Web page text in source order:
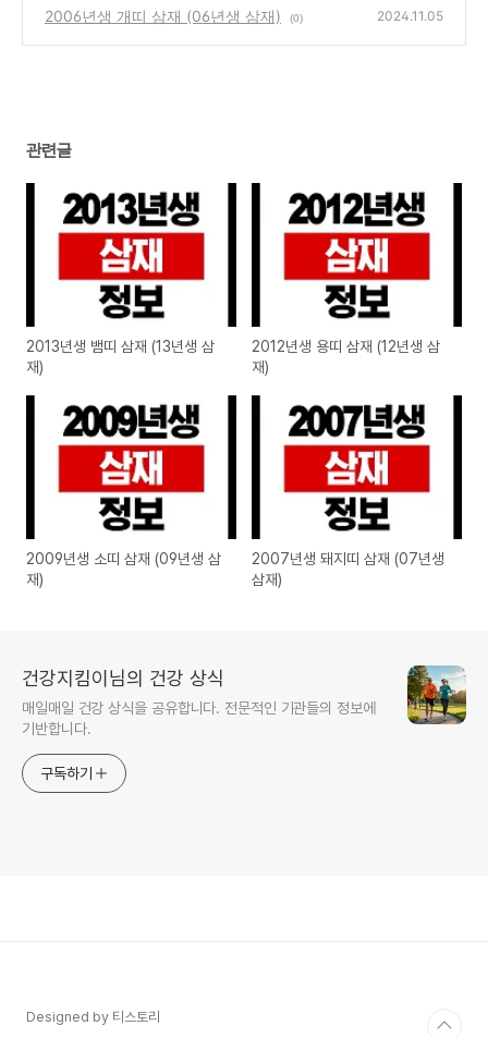
2006년생 개띠 삼재 (06년생 삼재) (0) 2024.11.05
관련글
2013년생 뱀띠 삼재 (13년생 삼
재)
2012년생 용띠 삼재 (12년생 삼
재)
2009년생 소띠 삼재 (09년생 삼
재)
2007년생 돼지띠 삼재 (07년생
삼재)
건강지킴이님의 건강 상식
매일매일 건강 상식을 공유합니다. 전문적인 기관들의 정보에
기반합니다.
구독하기
Designed by 티스토리